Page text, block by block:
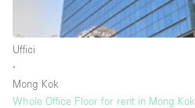
Raw
Smoking Area
Uffici
∙
Mong Kok
Whole Office Floor for rent in Mong Kok